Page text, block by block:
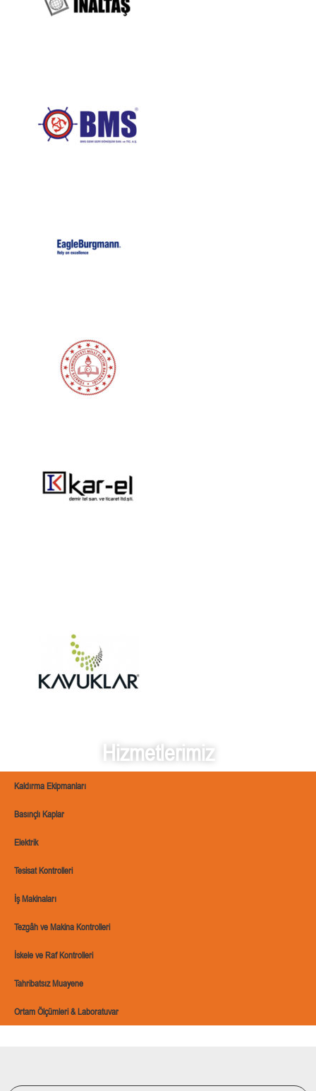
Hizmetlerimiz
Kaldırma Ekipmanları
Basınçlı Kaplar
Elektrik
Tesisat Kontrolleri
İş Makinaları
Tezgâh ve Makina Kontrolleri
İskele ve Raf Kontrolleri
Tahribatsız Muayene
Ortam Ölçümleri & Laboratuvar